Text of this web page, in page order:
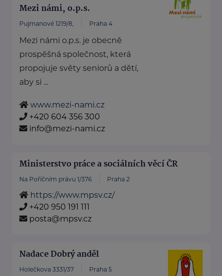
Mezi námi, o.p.s.
Pujmanové 1219/8, Praha 4
Mezi námi o.p.s. je obecně
prospěšná společnost, která
propojuje světy seniorů a dětí,
aby si ...
www.mezi-nami.cz
+420 604 356 300
info@mezi-nami.cz
Ministerstvo práce a sociálních věcí ČR
Na Poříčním právu 1/376 Praha 2
https://www.mpsv.cz/
+420 950 191 111
posta@mpsv.cz
Nadace Dobrý anděl
Holečkova 3331/37 Praha 5